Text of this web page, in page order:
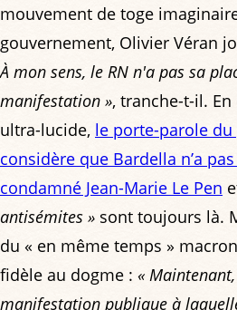
mouvement de toge
gouvernement, Olivier Véran
À mon sens, le RN n'a pas sa
manifestation », tranche-t-il.
ultra-lucide, le porte-parole
considère que Bardella n’a
condamné Jean-Marie Le Pen
antisémites » sont toujours là.
du « en même temps »
fidèle au dogme : «
manifestation publique à